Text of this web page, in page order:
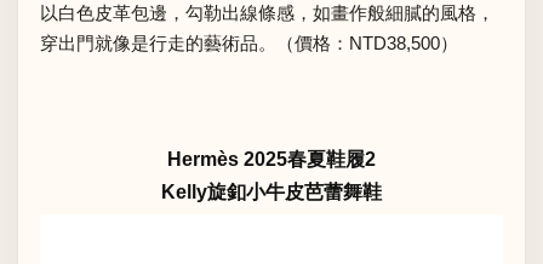
以白色皮革包邊，勾勒出線條感，如畫作般細膩的風格，
穿出門就像是行走的藝術品。（價格：NTD38,500）
Hermès 2025春夏鞋履2
Kelly旋釦小牛皮芭蕾舞鞋